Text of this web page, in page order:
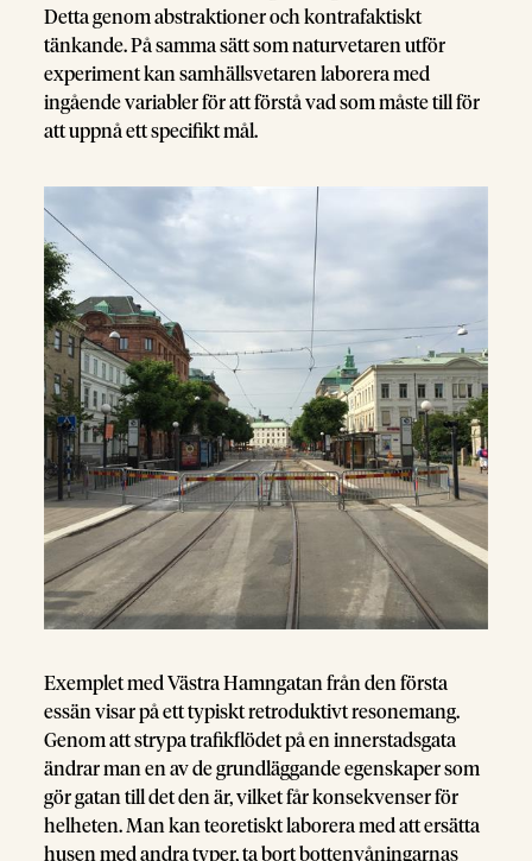
Detta genom abstraktioner och kontrafaktiskt
tänkande. På samma sätt som naturvetaren utför
experiment kan samhällsvetaren laborera med
ingående variabler för att förstå vad som måste till för
att uppnå ett specifikt mål.
Exemplet med Västra Hamngatan från den första
essän visar på ett typiskt retroduktivt resonemang.
Genom att strypa trafikflödet på en innerstadsgata
ändrar man en av de grundläggande egenskaper som
gör gatan till det den är, vilket får konsekvenser för
helheten. Man kan teoretiskt laborera med att ersätta
husen med andra typer, ta bort bottenvåningarnas